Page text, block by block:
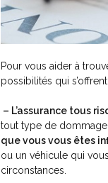
Pour vous aider à
possibilités qui
– L’assurance tous
tout type de
que vous vous êtes
ou un véhicule qui
circonstances.